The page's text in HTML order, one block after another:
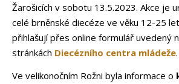
Žarošicích v sobotu 13.5.2023. Akce je
celé brněnské diecéze ve věku 12-25
přihlašují přes online formulář uvedený
stránkách Diecézního centra mládeže.
Ve velikonočním Rožni byla informace o